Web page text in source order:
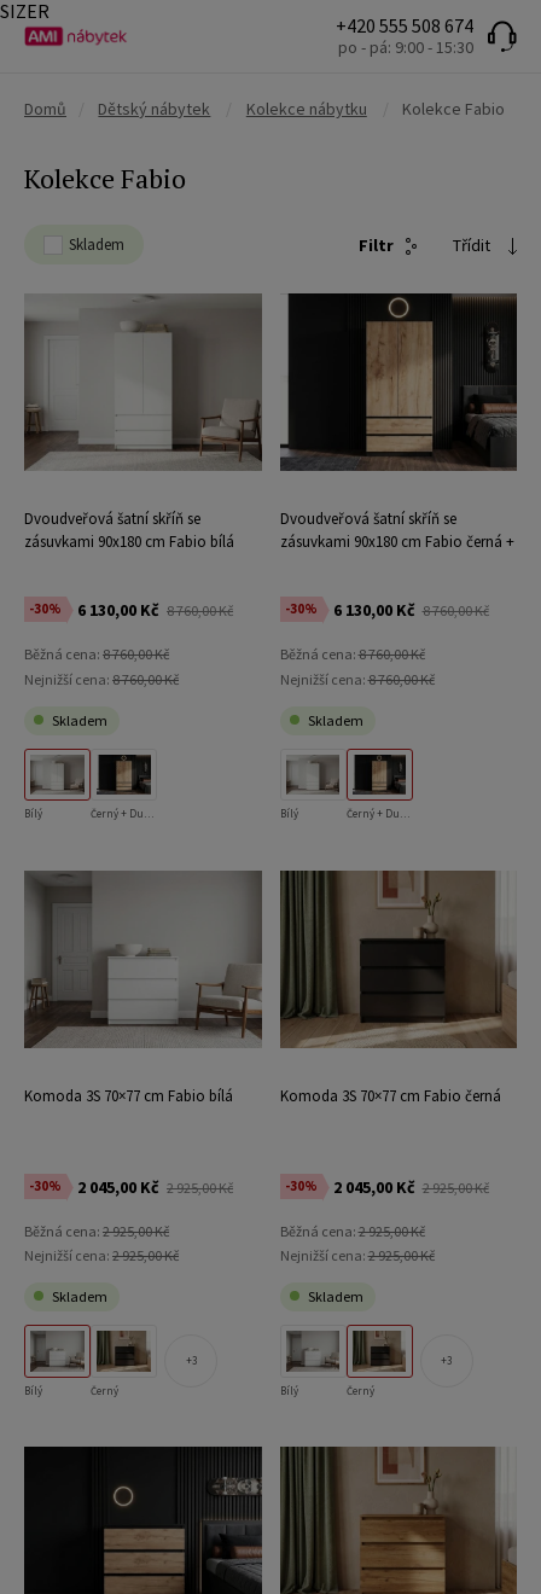
+420 555 508 674
po - pá: 9:00 - 15:30
Domů Dětský nábytek Kolekce nábytku Kolekce Fabio
Kolekce Fabio
Skladem Filtr Třídit
Dvoudveřová šatní skříň se
zásuvkami 90x180 cm Fabio bílá
-30% 6 130,00 Kč 8 760,00 Kč
Běžná cena: 8 760,00 Kč
Nejnižší cena: 8 760,00 Kč
Skladem
Bílý
Dvoudveřová šatní skříň se
zásuvkami 90x180 cm Fabio černá +
-30% 6 130,00 Kč 8 760,00 Kč
Běžná cena:8 760,00 Kč
Nejnižší cena:8 760,00 Kč
Skladem
Bílý
Komoda 3S 70×77 cm Fabio bílá
-30% 2 045,00 Kč 2 925,00 Kč
Běžná cena: 2 925,00 Kč
Nejnižší cena: 2 925,00 Kč
Skladem
Bílý Černý
3
Komoda 3S 70×77 cm Fabio černá
-30% 2 045,00 Kč 2 925,00 Kč
Běžná cena:2 925,00 Kč
Nejnižší cena:2 925,00 Kč
Skladem
Bílý Černý
3
SIZER